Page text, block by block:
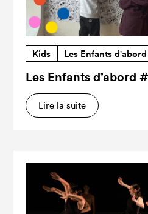
Kids Les Enfants
Les Enfants d’abord
Lire la suite